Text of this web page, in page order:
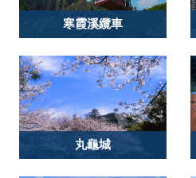
寒霞溪纜車
丸龜城